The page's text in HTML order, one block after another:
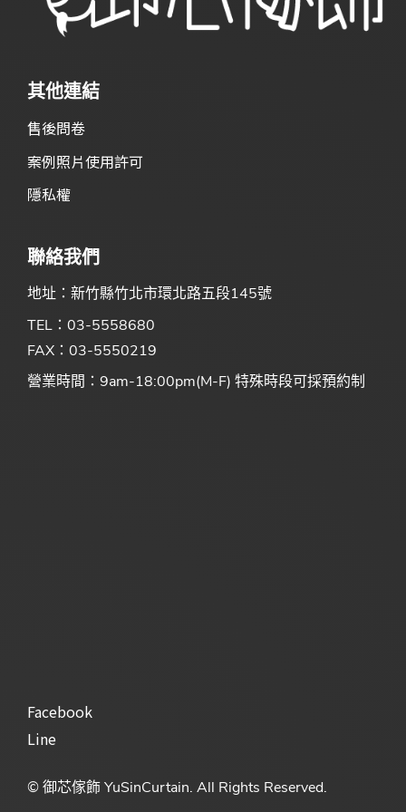
其他連結
售後問卷
案例照片使用許可
隱私權
聯絡我們
地址：新竹縣竹北市環北路五段145號
TEL：03-5558680
FAX：03-5550219
營業時間：9am-18:00pm(M-F) 特殊時段可採預約制
Facebook
Line
© 御芯傢飾 YuSinCurtain. All Rights Reserved.